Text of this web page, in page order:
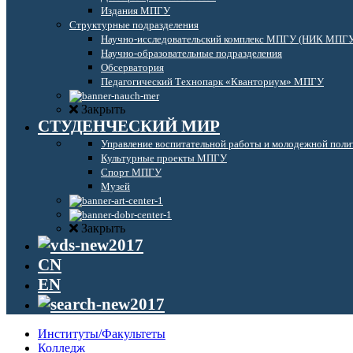
Издания МПГУ
Структурные подразделения
Научно-исследовательский комплекс МПГУ (НИК
Научно-образовательные подразделения
Обсерватория
Педагогический Технопарк «Кванториум» МПГУ
Закрыть
СТУДЕНЧЕСКИЙ МИР
Управление воспитательной работы и молодежной
Культурные проекты МПГУ
Спорт МПГУ
Музей
Закрыть
CN
EN
Институты/Факультеты
Колледж